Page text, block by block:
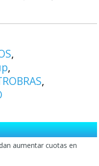
aumentar cuotas en